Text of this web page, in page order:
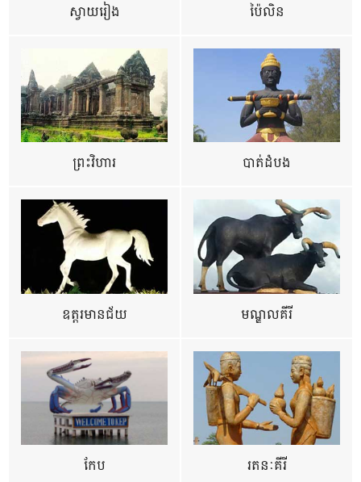
ស្វាយរៀង ប៉ៃលិន
ព្រះវិហារ បាត់ដំបង
ឧត្ដរមានជ័យ មណ្ឌលគីរី
កែប រតនៈគីរី